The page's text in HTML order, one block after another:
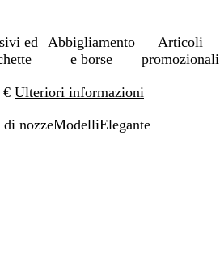
ed
Abbigliamento
e borse
Articoli
promozionali
€ Ulteriori informazioni
nozzeModelliElegante